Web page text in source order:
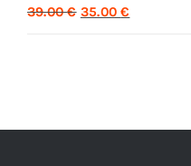
39.00€ Le
35.00€